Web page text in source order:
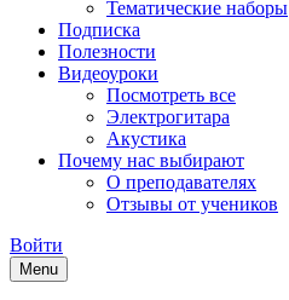
Тематические наборы
Подписка
Полезности
Видеоуроки
Посмотреть все
Электрогитара
Акустика
Почему нас выбирают
О преподавателях
Отзывы от учеников
Войти
Menu